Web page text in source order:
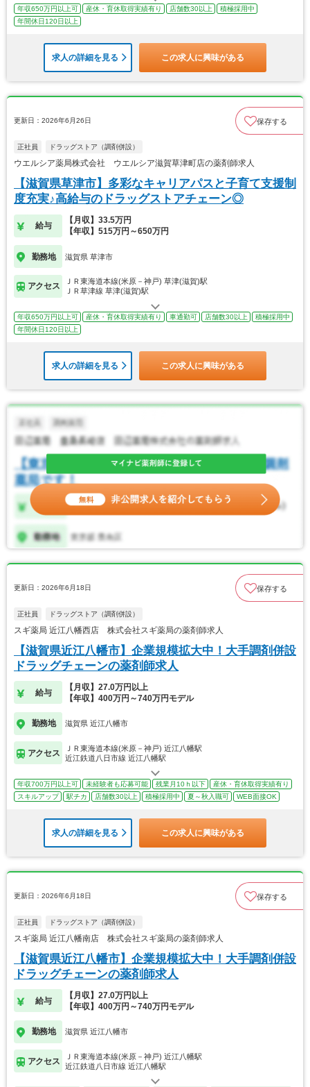
年収650万円以上可 産休・育休取得実績有り 店舗数30以上
積極採用中
年間休日120日以上
求人の詳細を見る この求人に興味がある
更新日：2026年6月26日 保存する
正社員 ドラッグストア（調剤併設）
ウエルシア薬局株式会社 ウエルシア滋賀草津町店の薬剤師求人
【滋賀県草津市】多彩なキャリアパスと子育て支援制
度充実♪高給与のドラッグストアチェーン◎
給与
【月収】33.5万円
【年収】515万円～650万円
勤務地 滋賀県 草津市
アクセス
ＪＲ東海道本線(米原－神戸) 草津(滋賀)駅
ＪＲ草津線 草津(滋賀)駅
年収650万円以上可 産休・育休取得実績有り 車通勤可 店舗数30以上
積極採用中
年間休日120日以上
求人の詳細を見る この求人に興味がある
更新日：2026年6月18日 保存する
正社員 ドラッグストア（調剤併設）
スギ薬局 近江八幡西店 株式会社スギ薬局の薬剤師求人
【滋賀県近江八幡市】企業規模拡大中！大手調剤併設
ドラッグチェーンの薬剤師求人
給与
【月収】27.0万円以上
【年収】400万円～740万円モデル
勤務地 滋賀県 近江八幡市
アクセス
ＪＲ東海道本線(米原－神戸) 近江八幡駅
近江鉄道八日市線 近江八幡駅
年収700万円以上可 未経験者も応募可能 残業月10ｈ以下
産休・育休取得実績有り
スキルアップ
駅チカ 店舗数30以上 積極採用中 夏～秋入職可 WEB面接OK
求人の詳細を見る この求人に興味がある
更新日：2026年6月18日 保存する
正社員 ドラッグストア（調剤併設）
スギ薬局 近江八幡南店 株式会社スギ薬局の薬剤師求人
【滋賀県近江八幡市】企業規模拡大中！大手調剤併設
ドラッグチェーンの薬剤師求人
給与
【月収】27.0万円以上
【年収】400万円～740万円モデル
勤務地 滋賀県 近江八幡市
アクセス
ＪＲ東海道本線(米原－神戸) 近江八幡駅
近江鉄道八日市線 近江八幡駅